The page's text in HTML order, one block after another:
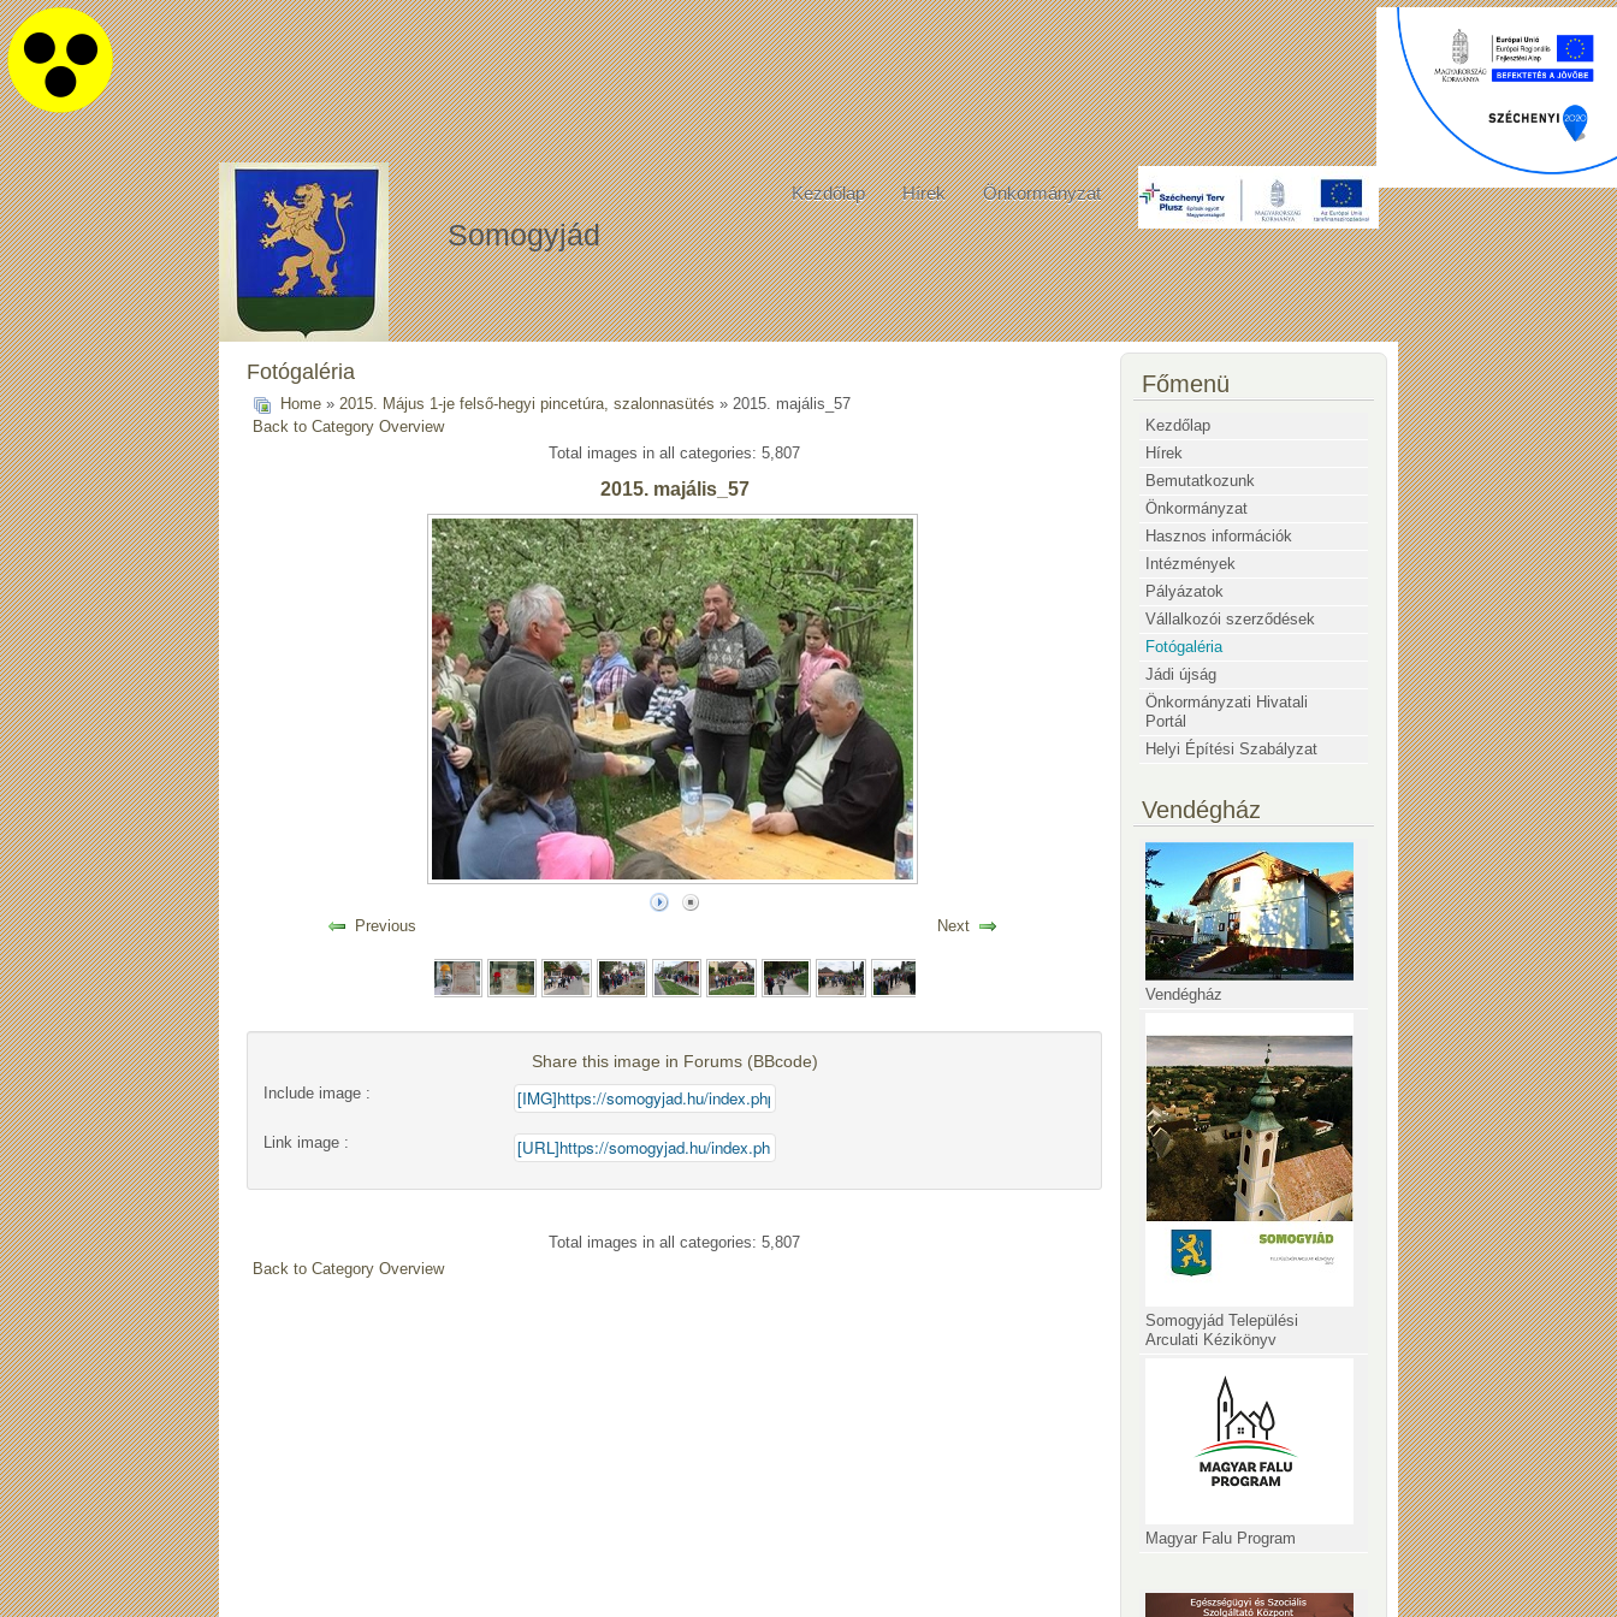
Kezdőlap Hírek Önkormányzat
Somogyjád
Főmenü
Kezdőlap
Hírek
Bemutatkozunk
Önkormányzat
Hasznos információk
Intézmények
Pályázatok
Vállalkozói szerződések
Fotógaléria
Jádi újság
Önkormányzati Hivatali
Portál
Helyi Építési Szabályzat
Vendégház
Vendégház
Somogyjád Települési
Arculati Kézikönyv
Magyar Falu Program
Fotógaléria
Home » 2015. Május 1-je felső-hegyi pincetúra, szalonnasütés » 2015. majális_57
Back to Category Overview
Total images in all categories: 5,807
2015. majális_57
Previous Next
Share this image in Forums (BBcode)
Include image :
Link image :
Total images in all categories: 5,807
Back to Category Overview